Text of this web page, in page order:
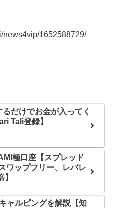
news4vip/1652588729/
るだけでお金が入ってく
Tali登録】
極口座【スプレッド
ワップフリー、レバレ
】
ャルピングを解説【知